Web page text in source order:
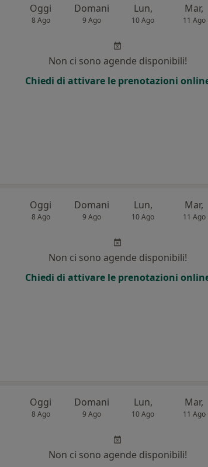
Oggi
8 Ago
Domani
9 Ago
Lun,
10 Ago
Mar,
11 Ago
Non ci sono agende disponibili!
Chiedi di attivare le prenotazioni
Oggi
8 Ago
Domani
9 Ago
Lun,
10 Ago
Mar,
11 Ago
Non ci sono agende disponibili!
Chiedi di attivare le prenotazioni
Oggi
8 Ago
Domani
9 Ago
Lun,
10 Ago
Mar,
11 Ago
Non ci sono agende disponibili!